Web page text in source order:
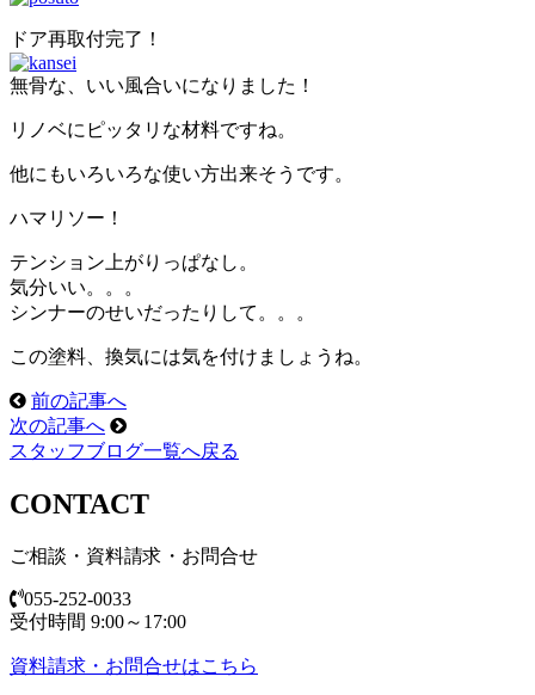
ドア再取付完了！
無骨な、いい風合いになりました！
リノベにピッタリな材料ですね。
他にもいろいろな使い方出来そうです。
ハマリソー！
テンション上がりっぱなし。
気分いい。。。
シンナーのせいだったりして。。。
この塗料、換気には気を付けましょうね。
前の記事へ
次の記事へ
スタッフブログ一覧へ戻る
CONTACT
ご相談・資料請求・お問合せ
055-252-0033
受付時間 9:00～17:00
資料請求・お問合せはこちら